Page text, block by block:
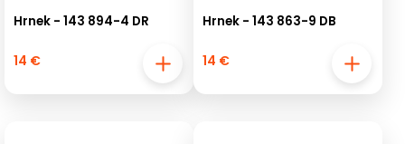
Hrnek - 143 894-4 DR
14 €
Hrnek - 143 863-9 DB
14 €